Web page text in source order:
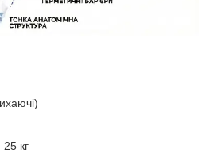
25 кг